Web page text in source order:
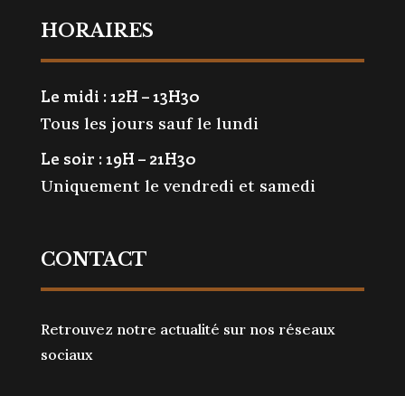
HORAIRES
Le midi : 12H – 13H30
Tous les jours sauf le lundi
Le soir : 19H – 21H30
Uniquement le vendredi et samedi
CONTACT
Retrouvez notre actualité sur nos réseaux
sociaux